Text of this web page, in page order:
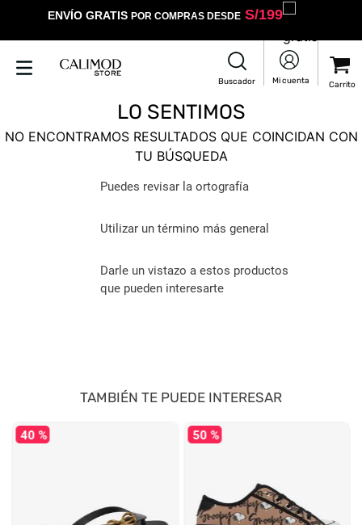
ENVÍO GRATIS POR COMPRAS DESDES/199
LO SENTIMOS
NO ENCONTRAMOS RESULTADOS QUE COINCIDAN CON
TU BÚSQUEDA
Puedes revisar la ortografía
Utilizar un término más general
Darle un vistazo a estos productos
que pueden interesarte
TAMBIÉN TE PUEDE INTERESAR
40 % 50 %